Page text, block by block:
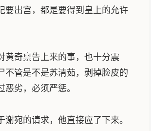
要出宫，都是要得到皇上的允许
奇禀告上来的事，也十分震
不管是不是苏清茹，剥掉脸皮的
恶劣，必须严惩。
宛的请求，他直接应了下来。